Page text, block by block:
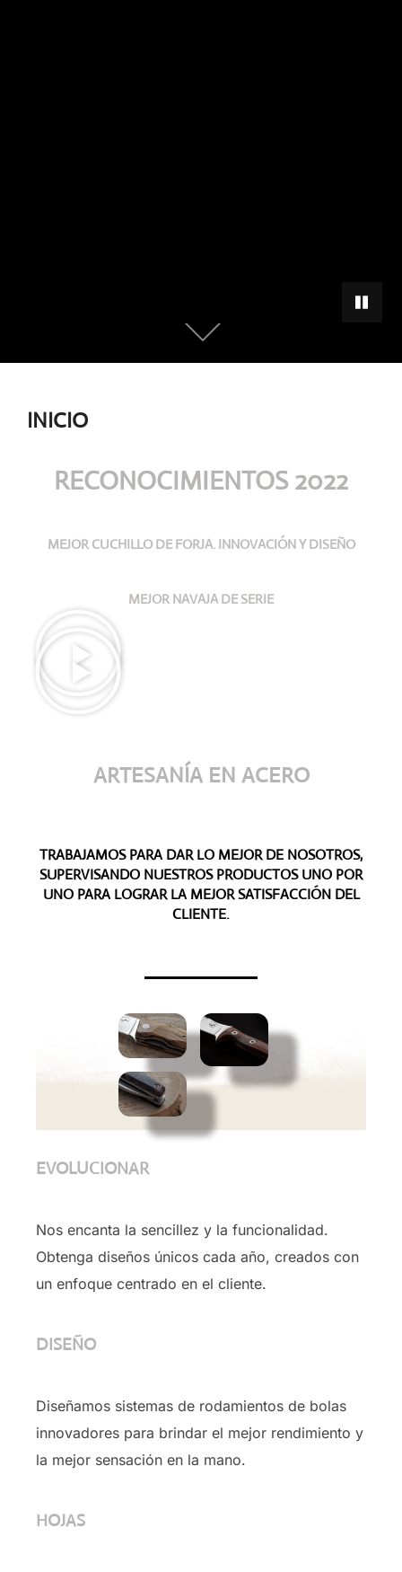
INICIO
RECONOCIMIENTOS 2022
MEJOR CUCHILLO DE FORJA. INNOVACIÓN Y DISEÑO
MEJOR NAVAJA DE SERIE
ARTESANÍA EN ACERO
TRABAJAMOS PARA DAR LO MEJOR DE NOSOTROS,
SUPERVISANDO NUESTROS PRODUCTOS UNO POR
UNO PARA LOGRAR LA MEJOR SATISFACCIÓN DEL
CLIENTE.
EVOLUCIONAR
Nos encanta la sencillez y la funcionalidad.
Obtenga diseños únicos cada año, creados con
un enfoque centrado en el cliente.
DISEÑO
Diseñamos sistemas de rodamientos de bolas
innovadores para brindar el mejor rendimiento y
la mejor sensación en la mano.
HOJAS